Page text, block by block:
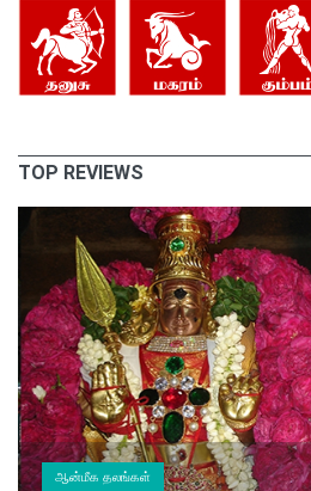
TOP REVIEWS
ஆன்மீக தலங்கள்